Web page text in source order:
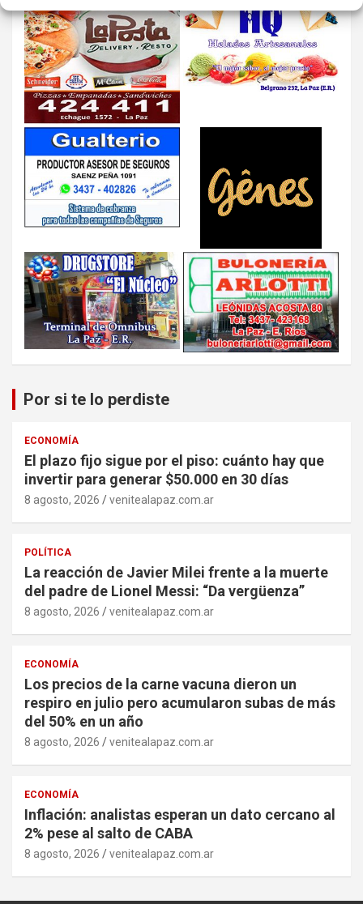
Por si te lo perdiste
ECONOMÍA
El plazo fijo sigue por el piso: cuánto hay que
invertir para generar $50.000 en 30 días
8 agosto, 2026 venitealapaz.com.ar
POLÍTICA
La reacción de Javier Milei frente a la muerte
del padre de Lionel Messi: “Da vergüenza”
8 agosto, 2026 venitealapaz.com.ar
ECONOMÍA
Los precios de la carne vacuna dieron un
respiro en julio pero acumularon subas de más
del 50% en un año
8 agosto, 2026 venitealapaz.com.ar
ECONOMÍA
Inflación: analistas esperan un dato cercano al
2% pese al salto de CABA
8 agosto, 2026 venitealapaz.com.ar